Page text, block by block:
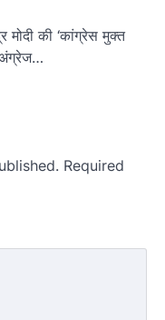
मोदी की ‘कांग्रेस मुक्त
अंग्रेज…
Required